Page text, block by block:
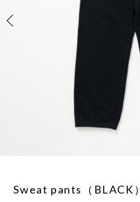
Sweat pants（BLACK）